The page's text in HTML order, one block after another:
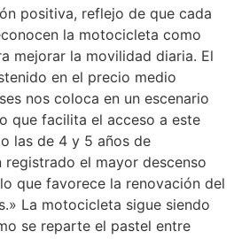
positiva, reflejo de que cada
la motocicleta como
mejorar la movilidad diaria. El
en el precio medio
nos coloca en un escenario
que facilita el acceso a este
las de 4 y 5 años de
registrado el mayor descenso
que favorece la renovación del
La motocicleta sigue siendo
se reparte el pastel entre